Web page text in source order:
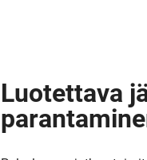
Luotettava